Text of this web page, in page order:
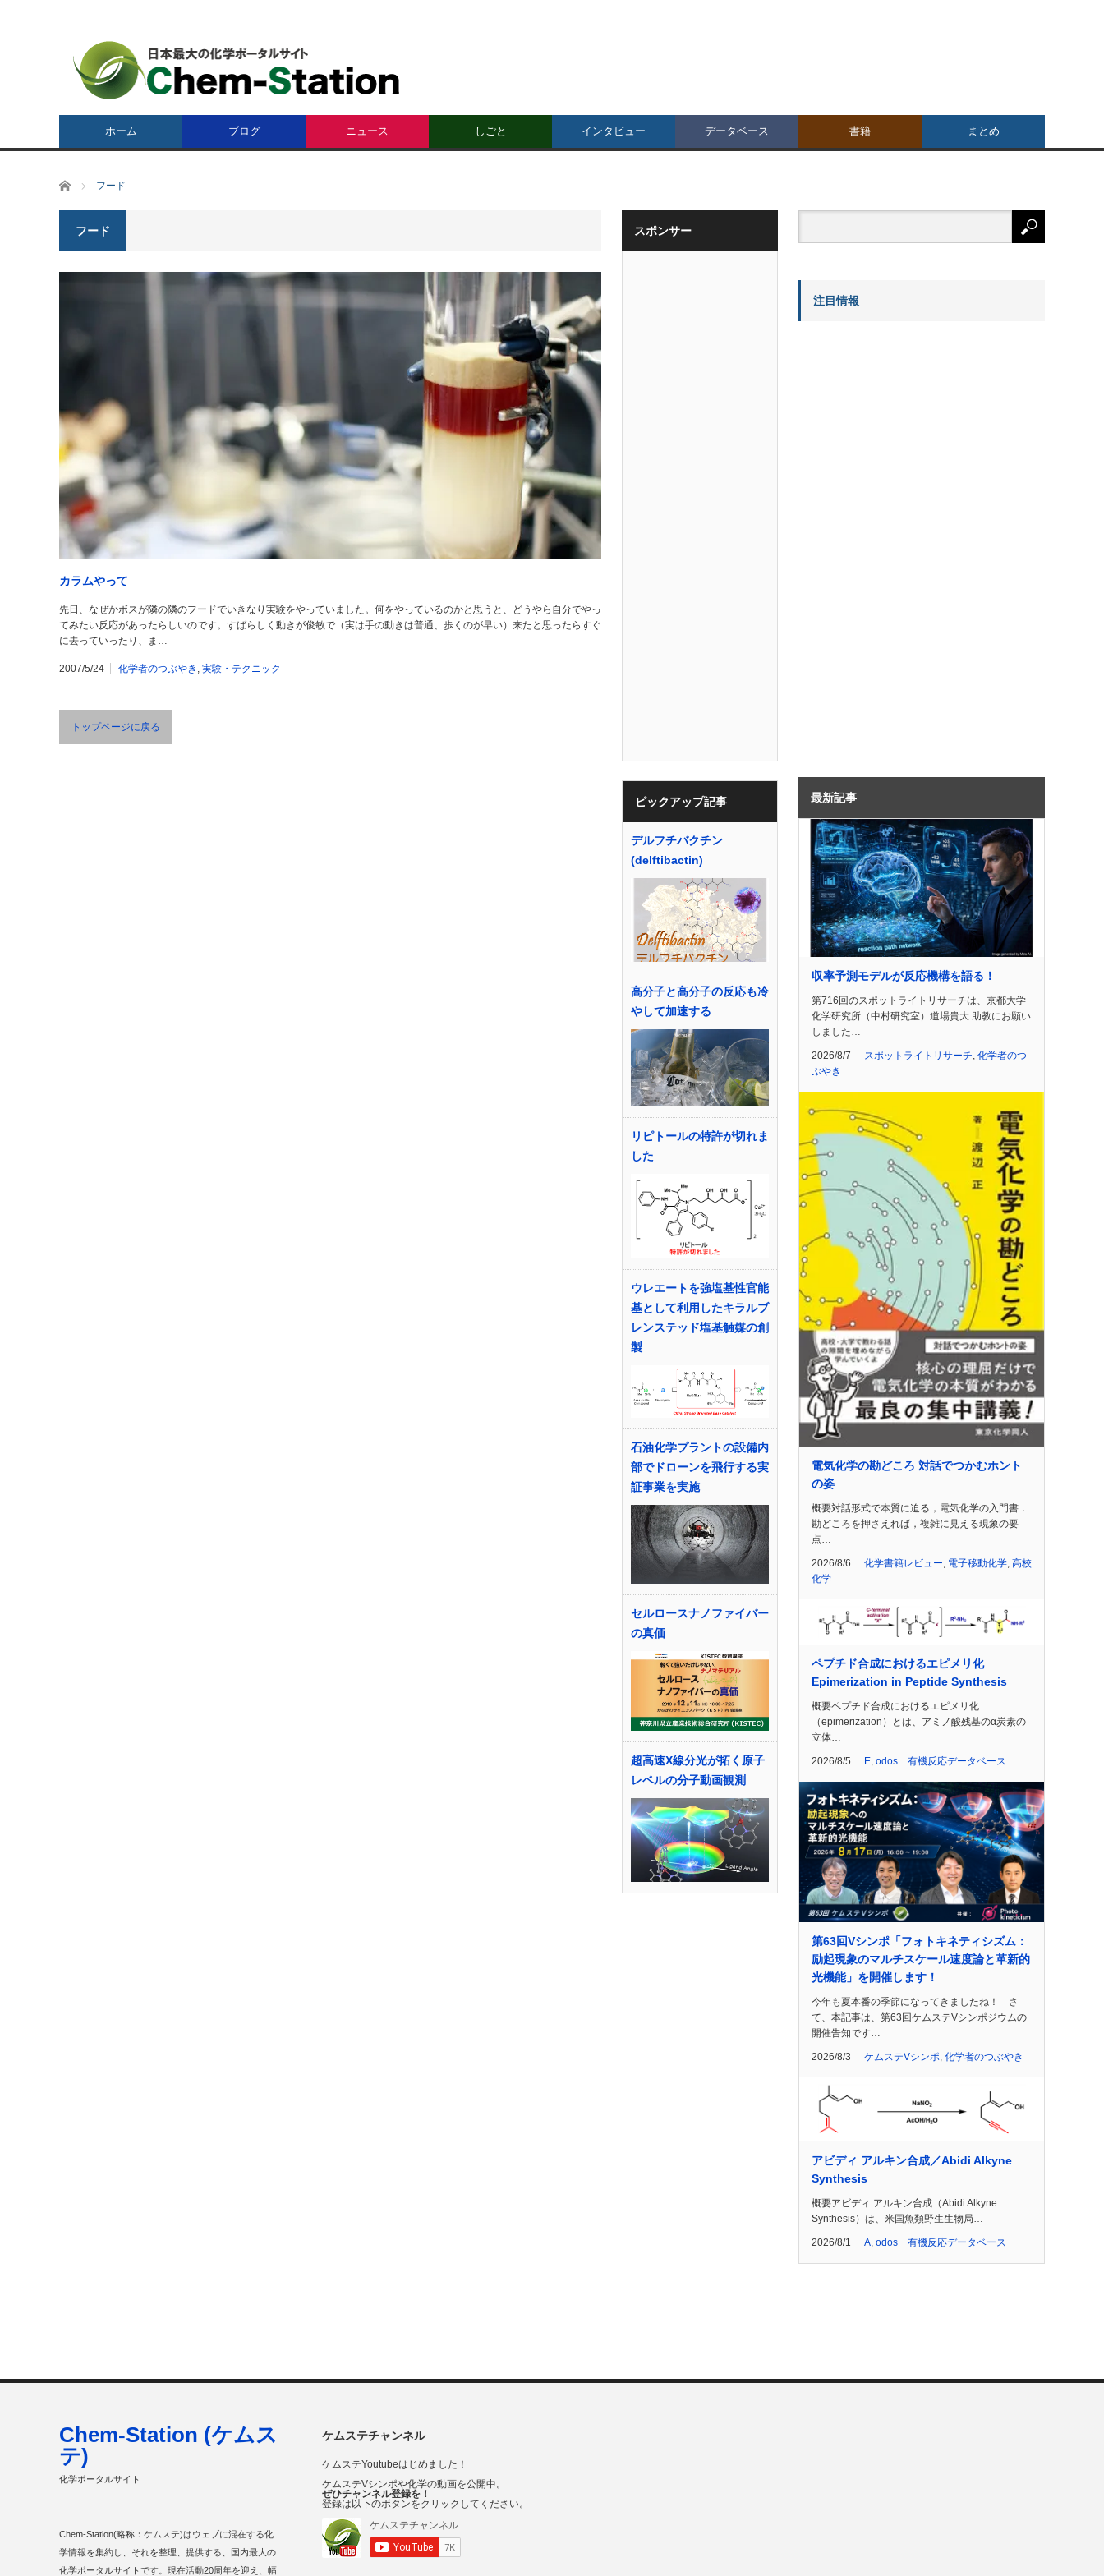
ホーム ブログ ニュース しごと インタビュー データベース 書籍 まとめ
ホーム フード
フード
カラムやって
先日、なぜかボスが隣の隣のフードでいきなり実験をやっていました。何をやっているのかと思うと、どうやら自分でやっ
てみたい反応があったらしいのです。すばらしく動きが俊敏で（実は手の動きは普通、歩くのが早い）来たと思ったらすぐ
に去っていったり、ま…
2007/5/24 化学者のつぶやき , 実験・テクニック
トップページに戻る
スポンサー
ピックアップ記事
デルフチバクチン
(delftibactin)
高分子と高分子の反応も冷
やして加速する
リピトールの特許が切れま
した
ウレエートを強塩基性官能
基として利用したキラルブ
レンステッド塩基触媒の創
製
石油化学プラントの設備内
部でドローンを飛行する実
証事業を実施
セルロースナノファイバー
の真価
超高速X線分光が拓く原子
レベルの分子動画観測
注目情報
最新記事
収率予測モデルが反応機構を語る！
第716回のスポットライトリサーチは、京都大学
化学研究所（中村研究室）道場貴大 助教にお願い
しました…
2026/8/7 スポットライトリサーチ 化学者のつ
ぶやき
電気化学の勘どころ 対話でつかむホント
の姿
概要対話形式で本質に迫る，電気化学の入門書．
勘どころを押さえれば，複雑に見える現象の要
点…
2026/8/6 化学書籍レビュー 電子移動化学 高校
化学
ペプチド合成におけるエピメリ化
Epimerization in Peptide Synthesis
概要ペプチド合成におけるエピメリ化
（epimerization）とは、アミノ酸残基のα炭素の
立体…
2026/8/5 E odos 有機反応データベース
第63回Vシンポ「フォトキネティシズム：
励起現象のマルチスケール速度論と革新的
光機能」を開催します！
今年も夏本番の季節になってきましたね！ さ
て、本記事は、第63回ケムステVシンポジウムの
開催告知です…
2026/8/3 ケムステVシンポ, 化学者のつぶやき
アビディ アルキン合成／Abidi Alkyne
Synthesis
概要アビディ アルキン合成（Abidi Alkyne
Synthesis）は、米国魚類野生生物局…
2026/8/1 A, odos 有機反応データベース
ケムステチャンネル
ケムステYoutubeはじめました！
ケムステVシンポや化学の動画を公開中。
ぜひチャンネル登録を！
登録は以下のボタンをクリックしてください。
Chem-Station (ケムス
テ)
化学ポータルサイト
Chem-Station(略称：ケムステ)はウェブに混在する化
学情報を集約し、それを整理、提供する、国内最大の
化学ポータルサイトです。現在活動20周年を迎え、幅